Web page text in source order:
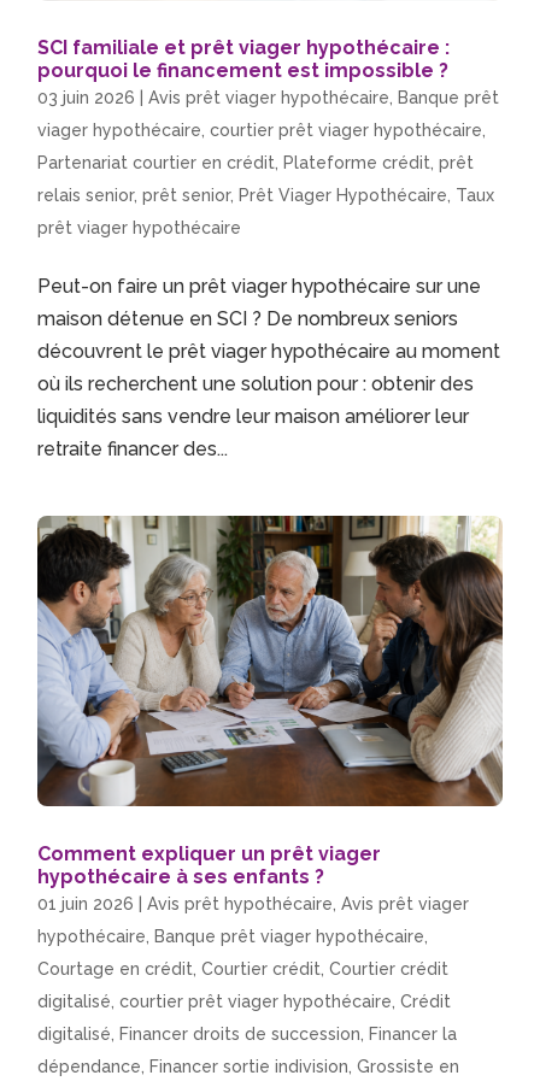
SCI familiale et prêt viager hypothécaire :
pourquoi le financement est impossible ?
03 juin 2026 |Avis prêt viager hypothécaire, Banque prêt
viager hypothécaire,courtier prêt viager hypothécaire,
Partenariat courtier en crédit, Plateforme crédit,prêt
relais senior,prêt senior, Prêt Viager Hypothécaire, Taux
prêt viager hypothécaire
Peut-on faire un prêt viager hypothécaire sur une
maison détenue en SCI ? De nombreux seniors
découvrent le prêt viager hypothécaire au moment
où ils recherchent une solution pour : obtenir des
liquidités sans vendre leur maison améliorer leur
retraite financer des...
Comment expliquer un prêt viager
hypothécaire à ses enfants ?
01 juin 2026 |Avis prêt hypothécaire ,Avis prêt viager
hypothécaire
Banque prêt viager hypothécaire
Courtage en crédit ,Courtier crédit ,Courtier crédit
digitalisé ,courtier prêt viager hypothécaire ,Crédit
digitalisé
Financer droits de succession
Financer la
dépendance
Financer sortie indivision ,Grossiste en